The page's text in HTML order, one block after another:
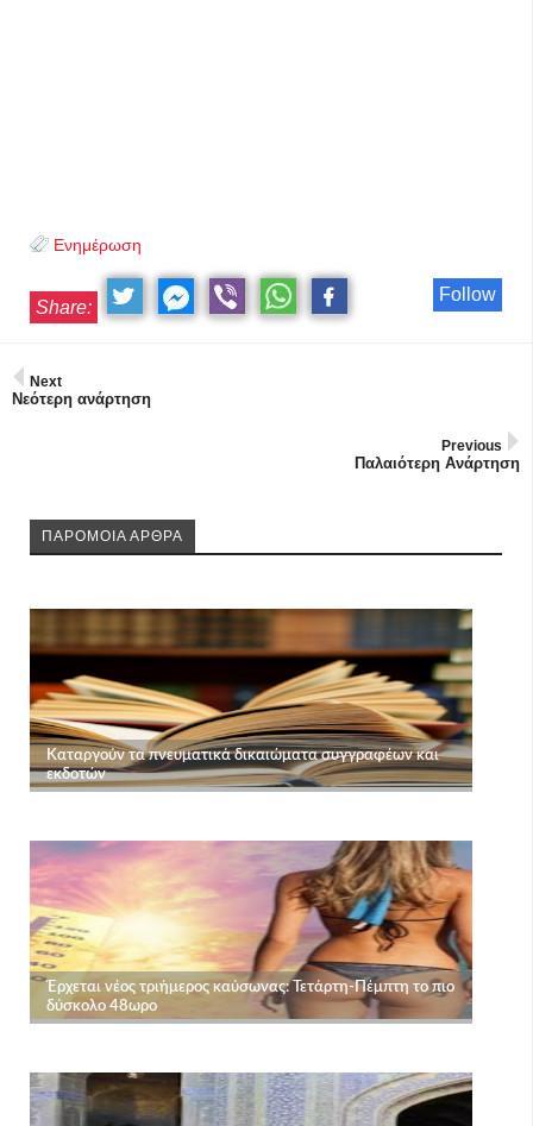
Ενημέρωση
Follow
Share:
Next
Νεότερη ανάρτηση
Previous
Παλαιότερη Ανάρτηση
ΠΑΡΟΜΟΙΑ ΑΡΘΡΑ